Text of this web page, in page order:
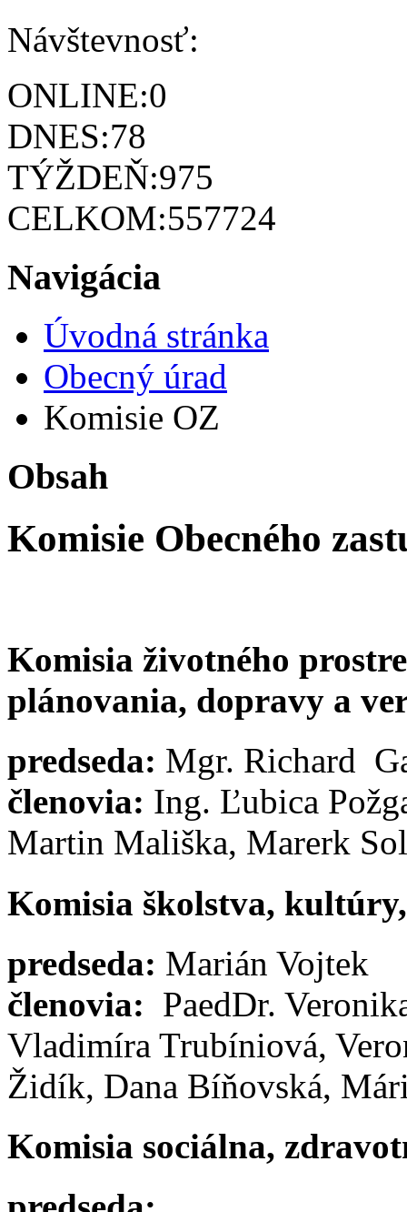
Návštevnosť:
ONLINE:0
DNES:78
TÝŽDEŇ:975
CELKOM:557724
Navigácia
Úvodná stránka
Obecný úrad
Komisie OZ
Obsah
Komisie Obecného
Komisia životného
plánovania, dopravy a
predseda: Mgr. Richard
členovia: Ing. Ľubica
Martin Mališka, Marerk
Komisia školstva,
predseda: Marián Vojtek
členovia: PaedDr.
Vladimíra Trubíniová,
Židík, Dana Bíňovská,
Komisia sociálna,